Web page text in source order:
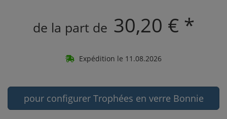
de la part de 30,20 € *
Expédition le 11.08.2026
pour configurer Trophées en verre Bonnie